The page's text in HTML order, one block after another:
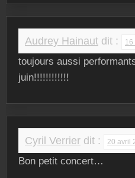
Audrey Hainaut dit : 16
toujours aussi
juin!!!!!!!!!!!!
Cyril Verrier dit : 20 avril
Bon petit concert…